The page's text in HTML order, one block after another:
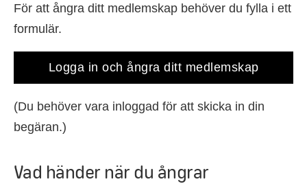
För att ångra ditt medlemskap behöver du fylla i ett
formulär.
Logga in och ångra ditt medlemskap
(Du behöver vara inloggad för att skicka in din
begäran.)
Vad händer när du ångrar